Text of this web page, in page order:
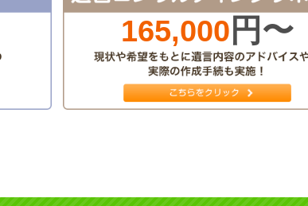
165,000 円〜